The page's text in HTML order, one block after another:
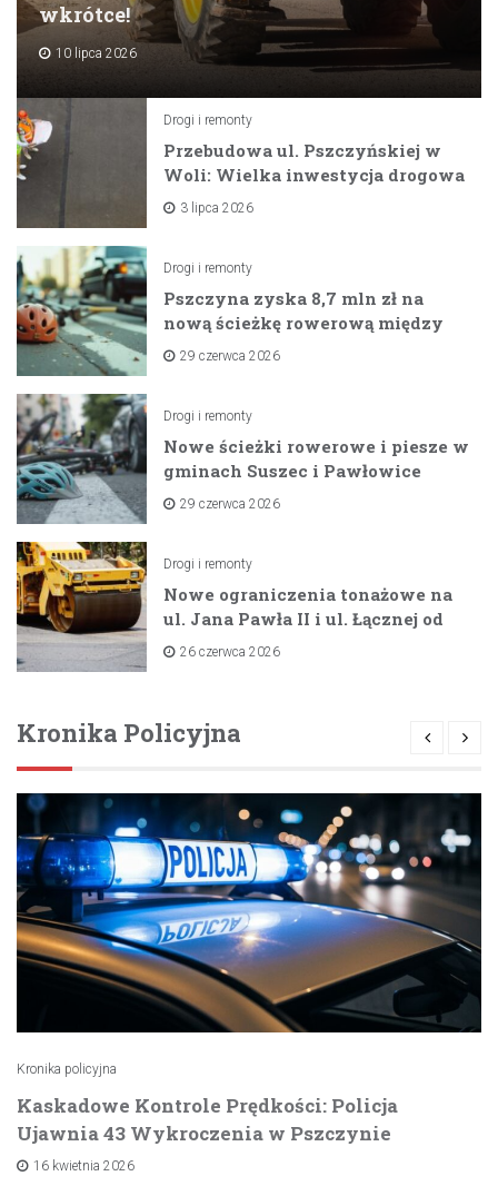
wkrótce!
10 lipca 2026
Drogi i remonty
Przebudowa ul. Pszczyńskiej w
Woli: Wielka inwestycja drogowa
na horyzoncie
3 lipca 2026
Drogi i remonty
Pszczyna zyska 8,7 mln zł na
nową ścieżkę rowerową między
zaporami
29 czerwca 2026
Drogi i remonty
Nowe ścieżki rowerowe i piesze w
gminach Suszec i Pawłowice
dzięki unijnemu wsparciu
29 czerwca 2026
Drogi i remonty
Nowe ograniczenia tonażowe na
ul. Jana Pawła II i ul. Łącznej od
lipca 2026 roku
26 czerwca 2026
Kronika Policyjna
Kronika policyjna
Kaskadowe Kontrole Prędkości: Policja
Ujawnia 43 Wykroczenia w Pszczynie
16 kwietnia 2026